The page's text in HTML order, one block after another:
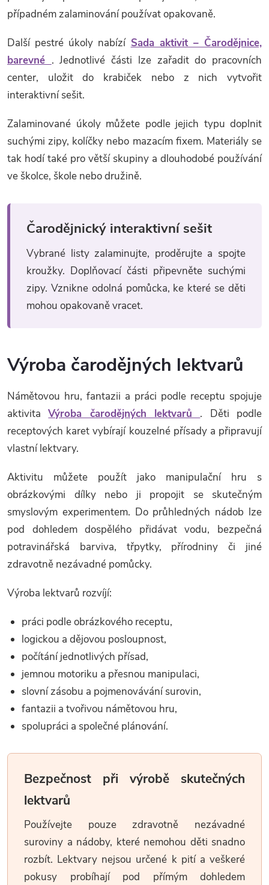
případném zalaminování používat opakovaně.
Další pestré úkoly nabízí Sada aktivit – Čarodějnice,
barevné . Jednotlivé části lze zařadit do pracovních
center, uložit do krabiček nebo z nich vytvořit
interaktivní sešit.
Zalaminované úkoly můžete podle jejich typu doplnit
suchými zipy, kolíčky nebo mazacím fixem. Materiály se
tak hodí také pro větší skupiny a dlouhodobé používání
ve školce, škole nebo družině.
Čarodějnický interaktivní sešit
Vybrané listy zalaminujte, proděrujte a spojte
kroužky. Doplňovací části připevněte suchými
zipy. Vznikne odolná pomůcka, ke které se děti
mohou opakovaně vracet.
Výroba čarodějných lektvarů
Námětovou hru, fantazii a práci podle receptu spojuje
aktivitaVýroba čarodějných lektvarů . Děti podle
receptových karet vybírají kouzelné přísady a připravují
vlastní lektvary.
Aktivitu můžete použít jako manipulační hru s
obrázkovými dílky nebo ji propojit se skutečným
smyslovým experimentem. Do průhledných nádob lze
pod dohledem dospělého přidávat vodu, bezpečná
potravinářská barviva, třpytky, přírodniny či jiné
zdravotně nezávadné pomůcky.
Výroba lektvarů rozvíjí:
práci podle obrázkového receptu,
logickou a dějovou posloupnost,
počítání jednotlivých přísad,
jemnou motoriku a přesnou manipulaci,
slovní zásobu a pojmenovávání surovin,
fantazii a tvořivou námětovou hru,
spolupráci a společné plánování.
Bezpečnost při výrobě skutečných
lektvarů
Používejte pouze zdravotně nezávadné
suroviny a nádoby, které nemohou děti snadno
rozbít. Lektvary nejsou určené k pití a veškeré
pokusy probíhají pod přímým dohledem